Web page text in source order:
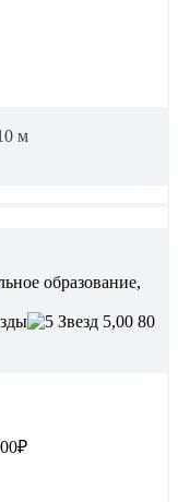
м
образование,
5,00 80